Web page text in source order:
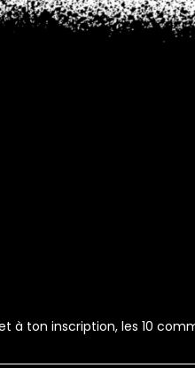
à ton inscription, les 10